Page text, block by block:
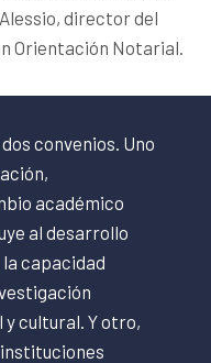
director del
Orientación Notarial.
convenios. Uno
académico
al desarrollo
capacidad
cultural. Y otro,